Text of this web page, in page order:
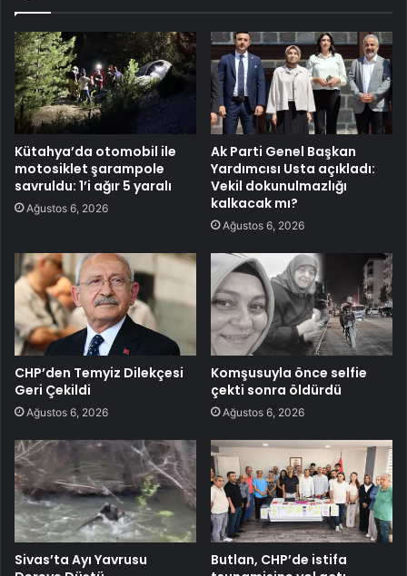
Kütahya’da otomobil ile
motosiklet şarampole
savruldu: 1’i ağır 5 yaralı
Ağustos 6, 2026
Ak Parti Genel Başkan
Yardımcısı Usta açıkladı:
Vekil dokunulmazlığı
kalkacak mı?
Ağustos 6, 2026
CHP’den Temyiz Dilekçesi
Geri Çekildi
Ağustos 6, 2026
Komşusuyla önce selfie
çekti sonra öldürdü
Ağustos 6, 2026
Sivas’ta Ayı Yavrusu
Butlan, CHP’de istifa